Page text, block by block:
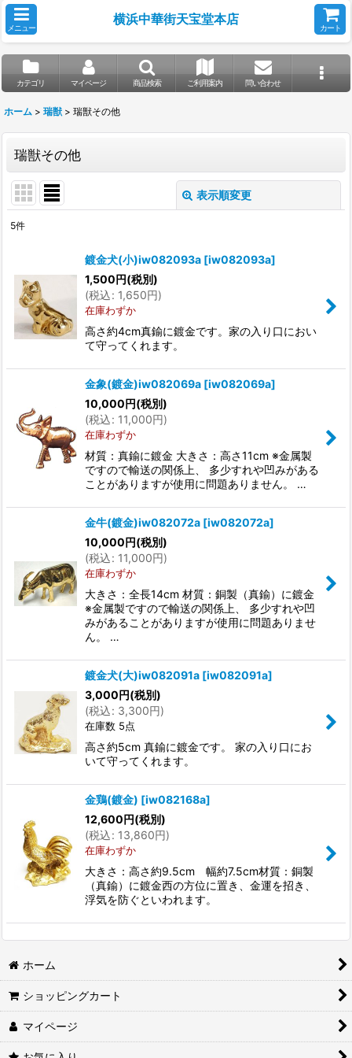
メニュー
横浜中華街天宝堂本店
カート
カテゴリ マイページ 商品検索 ご利用案内 問い合わせ
ホーム > 瑞獣 > 瑞獣その他
瑞獣その他
表示順変更
並び順
絞り込む
5件
鍍金犬(小)iw082093a [iw082093a]
1,500円(税別)
(税込: 1,650円)
在庫わずか
高さ約4cm真鍮に鍍金です。家の入り口におい
て守ってくれます。
金象(鍍金)iw082069a [iw082069a]
10,000円(税別)
(税込: 11,000円)
在庫わずか
材質：真鍮に鍍金 大きさ：高さ11cm ※金属製
ですので輸送の関係上、 多少すれや凹みがある
ことがありますが使用に問題ありません。 …
金牛(鍍金)iw082072a [iw082072a]
10,000円(税別)
(税込: 11,000円)
在庫わずか
大きさ：全長14cm 材質：銅製（真鍮）に鍍金
※金属製ですので輸送の関係上、 多少すれや凹
みがあることがありますが使用に問題ありませ
ん。 …
鍍金犬(大)iw082091a [iw082091a]
3,000円(税別)
(税込: 3,300円)
在庫数 5点
高さ約5cm 真鍮に鍍金です。 家の入り口にお
いて守ってくれます。
金鶏(鍍金) [iw082168a]
12,600円(税別)
(税込: 13,860円)
在庫わずか
大きさ：高さ約9.5cm 幅約7.5cm材質：銅製
（真鍮）に鍍金西の方位に置き、金運を招き、
浮気を防ぐといわれます。
ホーム
ショッピングカート
マイページ